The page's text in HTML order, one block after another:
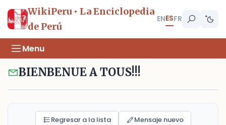
WikiPeru • La Enciclopedia
de Perú
ENESFR
Menu
BIENBENUE A TOUS!!!
Regresar a la lista
Mensaje nuevo